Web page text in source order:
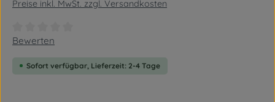
Preise inkl. MwSt. zzgl. Versandkosten
Durchschnittliche Bewertung von 0 von 5 Sternen
Bewerten
Sofort verfügbar, Lieferzeit: 2-4 Tage